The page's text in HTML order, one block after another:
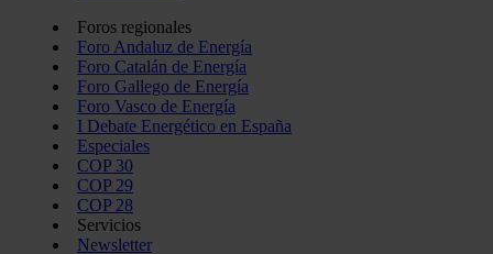
Foros regionales
Foro Andaluz de Energía
Foro Catalán de Energía
Foro Gallego de Energía
Foro Vasco de Energía
I Debate Energético en España
Especiales
COP 30
COP 29
COP 28
Servicios
Newsletter